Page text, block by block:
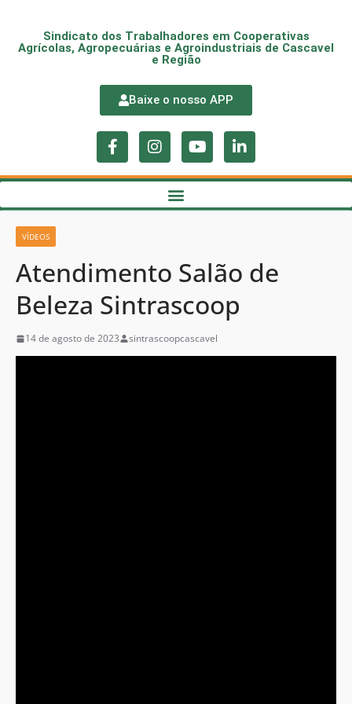
Sindicato dos Trabalhadores em Cooperativas
Agrícolas, Agropecuárias e Agroindustriais de Cascavel
e Região
Baixe o nosso APP
VÍDEOS
Atendimento Salão de
Beleza Sintrascoop
14 de agosto de 2023 sintrascoopcascavel